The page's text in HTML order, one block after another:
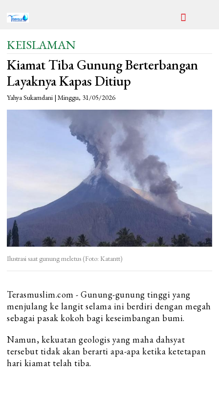
KEISLAMAN
Kiamat Tiba Gunung Berterbangan
Layaknya Kapas Ditiup
Yahya Sukamdani | Minggu, 31/05/2026
Ilustrasi saat gunung meletus (Foto: Katantt)
Terasmuslim.com - Gunung-gunung tinggi yang
menjulang ke langit selama ini berdiri dengan megah
sebagai pasak kokoh bagi keseimbangan bumi.
Namun, kekuatan geologis yang maha dahsyat
tersebut tidak akan berarti apa-apa ketika ketetapan
hari kiamat telah tiba.